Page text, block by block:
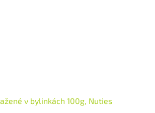
v bylinkách 100g, Nuties